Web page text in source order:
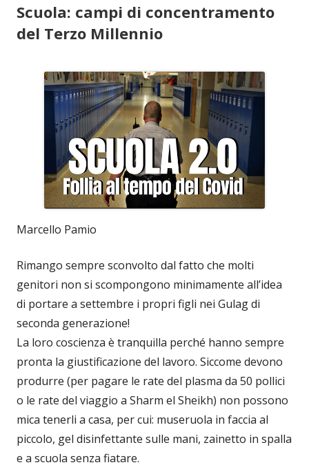
Scuola: campi di concentramento
del Terzo Millennio
Marcello Pamio
Rimango sempre sconvolto dal fatto che molti
genitori non si scompongono minimamente all’idea
di portare a settembre i propri figli nei Gulag di
seconda generazione!
La loro coscienza è tranquilla perché hanno sempre
pronta la giustificazione del lavoro. Siccome devono
produrre (per pagare le rate del plasma da 50 pollici
o le rate del viaggio a Sharm el Sheikh) non possono
mica tenerli a casa, per cui: museruola in faccia al
piccolo, gel disinfettante sulle mani, zainetto in spalla
e a scuola senza fiatare.